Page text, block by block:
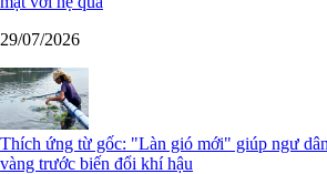
29/07/2026
Thích ứng từ gốc: "Làn gió mới" giúp ngư
vàng trước biến đổi khí hậu